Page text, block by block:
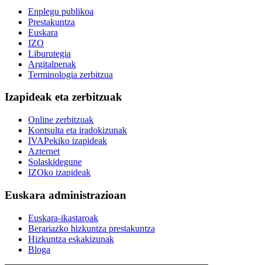
Enplegu publikoa
Prestakuntza
Euskara
IZO
Liburutegia
Argitalpenak
Terminologia zerbitzua
Izapideak eta zerbitzuak
Online zerbitzuak
Kontsulta eta iradokizunak
IVAPekiko izapideak
Azternet
Solaskidegune
IZOko izapideak
Euskara administrazioan
Euskara-ikastaroak
Berariazko hizkuntza prestakuntza
Hizkuntza eskakizunak
Bloga